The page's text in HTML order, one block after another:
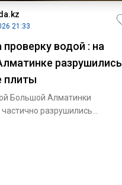
21:33
водой : на
разрушились
плиты
Большой Алматинки
разрушились